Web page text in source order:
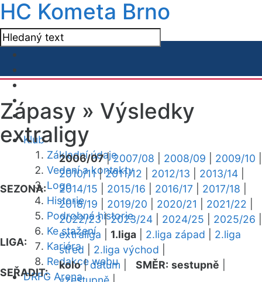
HC Kometa Brno
Klub
Základní údaje
Vedení a kontakty
Logo
Historie
Podrobná historie
Ke stažení
Kariéra
Redakce webu
DRFG Arena
Zápasy » Výsledky
extraligy
SEZONA:
2006/07|2007/08 2008/09 2009/10
2010/11|2011/12 2012/13 2013/14
2014/15
2015/16 2016/17 2017/18
2018/19
2019/20 2020/21 2021/22
2022/23|2023/24 2024/25 2025/26
LIGA:
extraliga 1.liga 2.liga západ
2.liga
střed
2.liga východ
SEŘADIT:
kolo|datum SMĚR: sestupně